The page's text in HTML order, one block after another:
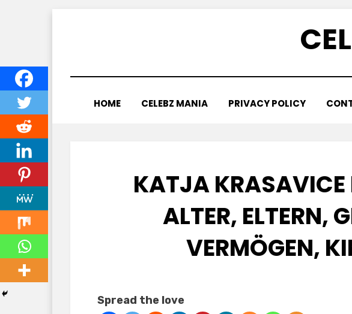
HOME CELEBZ MANIA PRIVACY POLICY
KATJA KRASAVICE
ALTER, ELTERN,
ERMÖGEN,
Spread the love